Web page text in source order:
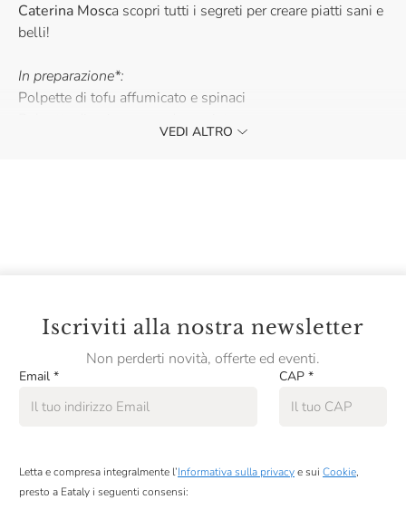
Caterina Mosca scopri tutti i segreti per creare piatti sani e
belli!
In preparazione*:
Polpette di tofu affumicato e spinaci
Burger rosa con fagioli rossi, barbabietola e patate
La partecipazione ai nostri corsi è riservata ad un pubblico
maggiorenne.
Se sei interessato a lezioni di cucina per bambini e ragazzi,
visita la nostra categoria Corsi per bambini.
VEDI ALTRO
Iscriviti alla nostra newsletter
Non perderti novità, offerte ed eventi.
Email * CAP *
Letta e compresa integralmente l’Informativa sulla privacye sui Cookie,
presto a Eataly i seguenti consensi: